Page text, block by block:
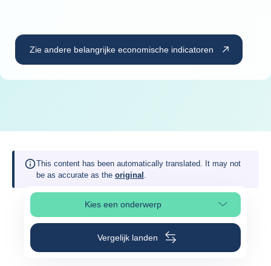
Zie andere belangrijke economische indicatoren
This content has been automatically translated. It may not
be as accurate as the original .
Kies een onderwerp
Selecteer paginasectie
Vergelijk landen